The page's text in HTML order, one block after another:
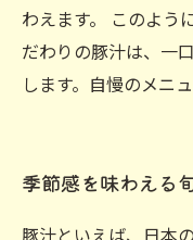
わえます。 このよう
だわりの豚汁は、一
します。自慢のメニ
季節感を味わえる
豚汁といえば、日本